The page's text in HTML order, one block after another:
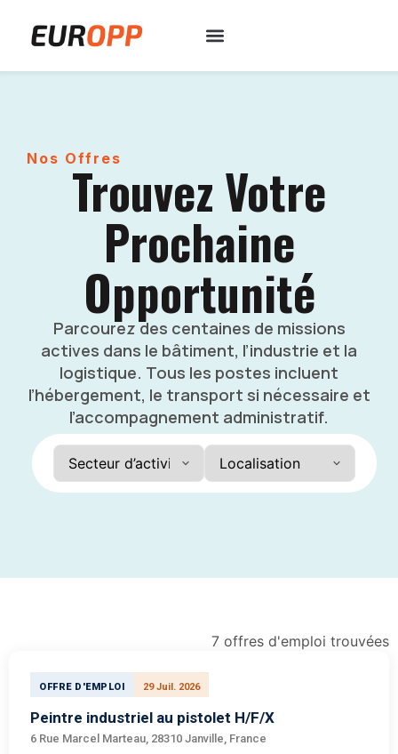
Nos OffresTrouvez Votre
Prochaine
Opportunité
Parcourez des centaines de missions
actives dans le bâtiment, l’industrie et la
logistique. Tous les postes incluent
l’hébergement, le transport si nécessaire et
l’accompagnement administratif.
7 offres d'emploi trouvées
OFFRE D'EMPLOI 29 Juil. 2026
Peintre industriel au pistolet H/F/X
6 Rue Marcel Marteau, 28310 Janville, France